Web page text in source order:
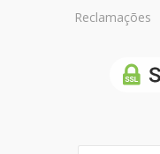
Reclamações